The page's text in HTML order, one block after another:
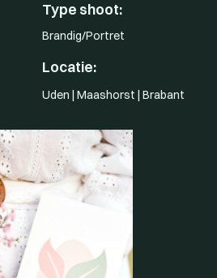
Type shoot:
Brandig/Portret
Locatie:
Uden | Maashorst | Brabant